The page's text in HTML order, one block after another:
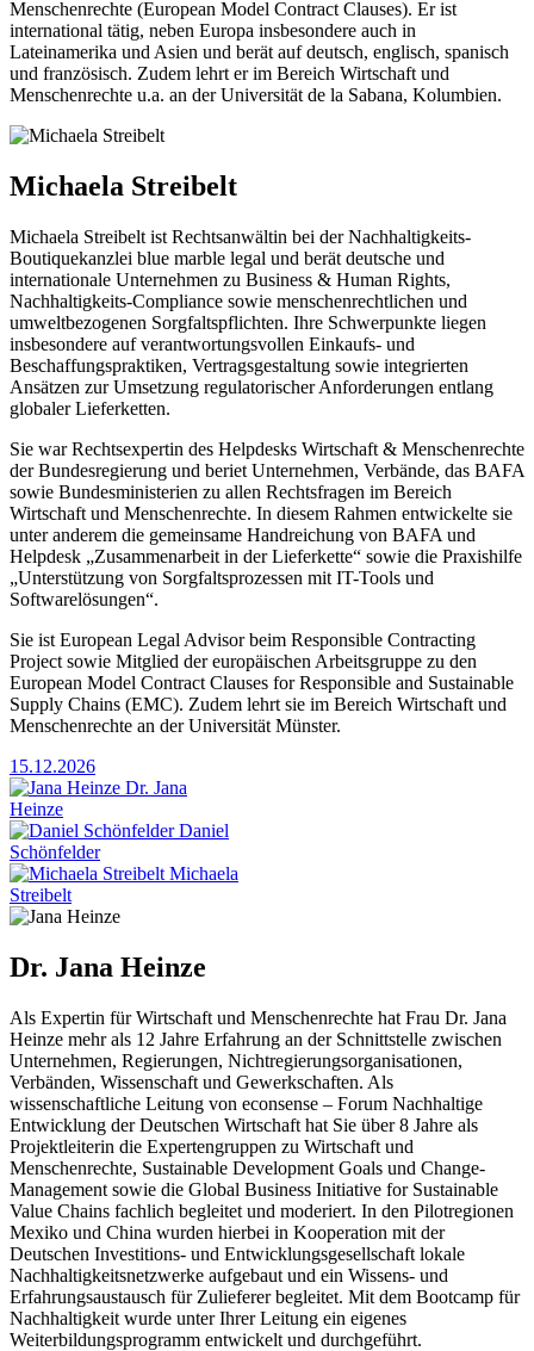
Menschenrechte (European Model Contract Clauses). Er ist
international tätig, neben Europa insbesondere auch in
Lateinamerika und Asien und berät auf deutsch, englisch, spanisch
und französisch. Zudem lehrt er im Bereich Wirtschaft und
Menschenrechte u.a. an der Universität de la Sabana, Kolumbien.
Michaela Streibelt
Michaela Streibelt ist Rechtsanwältin bei der Nachhaltigkeits-
Boutiquekanzlei blue marble legal und berät deutsche und
internationale Unternehmen zu Business & Human Rights,
Nachhaltigkeits-Compliance sowie menschenrechtlichen und
umweltbezogenen Sorgfaltspflichten. Ihre Schwerpunkte liegen
insbesondere auf verantwortungsvollen Einkaufs- und
Beschaffungspraktiken, Vertragsgestaltung sowie integrierten
Ansätzen zur Umsetzung regulatorischer Anforderungen entlang
globaler Lieferketten.
Sie war Rechtsexpertin des Helpdesks Wirtschaft & Menschenrechte
der Bundesregierung und beriet Unternehmen, Verbände, das BAFA
sowie Bundesministerien zu allen Rechtsfragen im Bereich
Wirtschaft und Menschenrechte. In diesem Rahmen entwickelte sie
unter anderem die gemeinsame Handreichung von BAFA und
Helpdesk „Zusammenarbeit in der Lieferkette“ sowie die Praxishilfe
„Unterstützung von Sorgfaltsprozessen mit IT-Tools und
Softwarelösungen“.
Sie ist European Legal Advisor beim Responsible Contracting
Project sowie Mitglied der europäischen Arbeitsgruppe zu den
European Model Contract Clauses for Responsible and Sustainable
Supply Chains (EMC). Zudem lehrt sie im Bereich Wirtschaft und
Menschenrechte an der Universität Münster.
15.12.2026
Dr. Jana
Heinze
Daniel
Schönfelder
Michaela
Streibelt
Dr. Jana Heinze
Als Expertin für Wirtschaft und Menschenrechte hat Frau Dr. Jana
Heinze mehr als 12 Jahre Erfahrung an der Schnittstelle zwischen
Unternehmen, Regierungen, Nichtregierungsorganisationen,
Verbänden, Wissenschaft und Gewerkschaften. Als
wissenschaftliche Leitung von econsense – Forum Nachhaltige
Entwicklung der Deutschen Wirtschaft hat Sie über 8 Jahre als
Projektleiterin die Expertengruppen zu Wirtschaft und
Menschenrechte, Sustainable Development Goals und Change-
Management sowie die Global Business Initiative for Sustainable
Value Chains fachlich begleitet und moderiert. In den Pilotregionen
Mexiko und China wurden hierbei in Kooperation mit der
Deutschen Investitions- und Entwicklungsgesellschaft lokale
Nachhaltigkeitsnetzwerke aufgebaut und ein Wissens- und
Erfahrungsaustausch für Zulieferer begleitet. Mit dem Bootcamp für
Nachhaltigkeit wurde unter Ihrer Leitung ein eigenes
Weiterbildungsprogramm entwickelt und durchgeführt.